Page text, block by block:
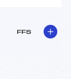
FFS